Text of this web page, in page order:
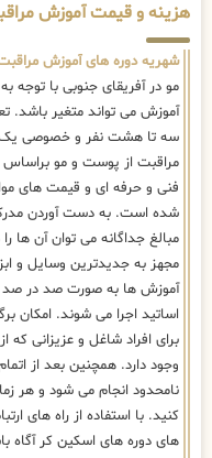
هزینه و قیمت آموزش
شهریه دوره های آموزش
مو در آفریقای جنوبی با
آموزش می تواند متغیر
سه تا هشت نفر و خصوصی یک
مراقبت از پوست و مو
فنی و حرفه ای و قیمت های
شده است. به دست آوردن مدرک
مبالغ جداگانه می توان آن ها
مجهز به جدیدترین وسایل و
آموزش ها به صورت صد در صد
اساتید اجرا می شوند. امکان
برای افراد شاغل و عزیزانی
وجود دارد. همچنین بعد از
نامحدود انجام می شود و هر
کنید. با استفاده از راه های
های دوره های اسکین کر آگاه